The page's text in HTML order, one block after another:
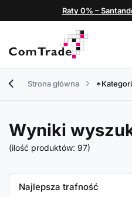
Raty 0% –
Strona główna
Wyniki
(ilość produktów: 97)
Zmień sortowanie
Najlepsza trafność